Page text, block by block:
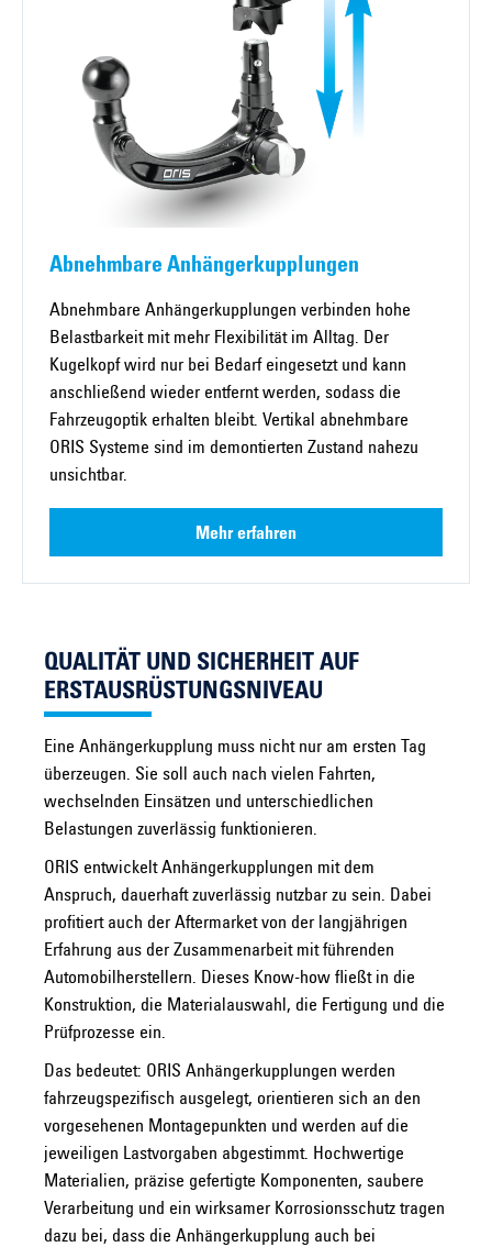
Abnehmbare Anhängerkupplungen
Abnehmbare Anhängerkupplungen verbinden hohe
Belastbarkeit mit mehr Flexibilität im Alltag. Der
Kugelkopf wird nur bei Bedarf eingesetzt und kann
anschließend wieder entfernt werden, sodass die
Fahrzeugoptik erhalten bleibt. Vertikal abnehmbare
ORIS Systeme sind im demontierten Zustand nahezu
unsichtbar.
Mehr erfahren
QUALITÄT UND SICHERHEIT AUF
ERSTAUSRÜSTUNGSNIVEAU
Eine Anhängerkupplung muss nicht nur am ersten Tag
überzeugen. Sie soll auch nach vielen Fahrten,
wechselnden Einsätzen und unterschiedlichen
Belastungen zuverlässig funktionieren.
ORIS entwickelt Anhängerkupplungen mit dem
Anspruch, dauerhaft zuverlässig nutzbar zu sein. Dabei
profitiert auch der Aftermarket von der langjährigen
Erfahrung aus der Zusammenarbeit mit führenden
Automobilherstellern. Dieses Know-how fließt in die
Konstruktion, die Materialauswahl, die Fertigung und die
Prüfprozesse ein.
Das bedeutet: ORIS Anhängerkupplungen werden
fahrzeugspezifisch ausgelegt, orientieren sich an den
vorgesehenen Montagepunkten und werden auf die
jeweiligen Lastvorgaben abgestimmt. Hochwertige
Materialien, präzise gefertigte Komponenten, saubere
Verarbeitung und ein wirksamer Korrosionsschutz tragen
dazu bei, dass die Anhängerkupplung auch bei